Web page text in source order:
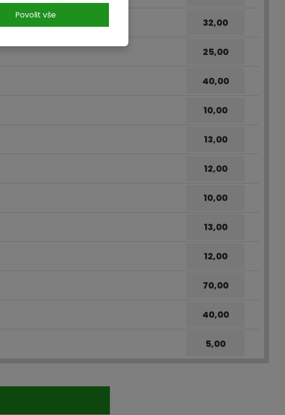
32,00
25,00
40,00
10,00
13,00
12,00
10,00
13,00
12,00
70,00
40,00
5,00
Povolit vše